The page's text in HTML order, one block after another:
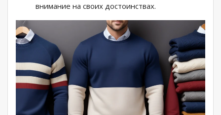
внимание на своих достоинствах.